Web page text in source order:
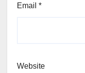
Email *
Website